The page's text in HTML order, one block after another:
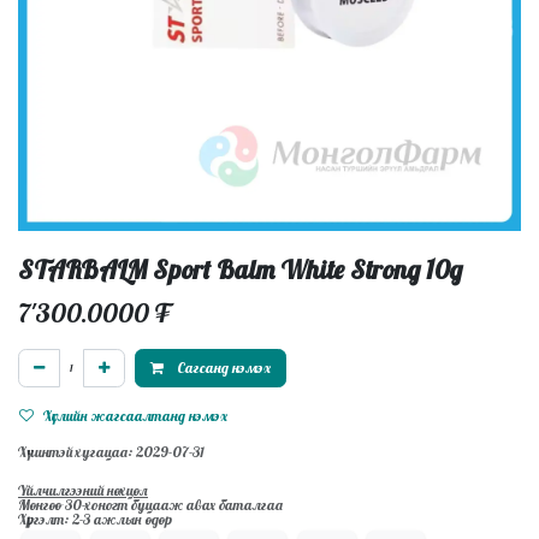
STARBALM Sport Balm White Strong 10g
7'300.0000₮
Сагсанд нэмэх
Хүслийн жагсаалтанд нэмэх
Хүчинтэй хугацаа: 2029-07-31
Үйлчилгээний нөхцөл
Мөнгөө 30-хоногт буцааж авах баталгаа
Хүргэлт: 2-3 ажлын өдөр